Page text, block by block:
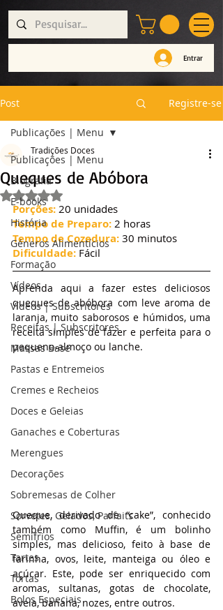
Entrar
Post Registre-se
Publicações | Menu
Biografia
E-books
História
Géneros Alimentícios
Formação
Vídeos
Vídeos | Subscritores
Receitas | Subscritores
Massas Base
Pastas e Entremeios
Cremes e Recheios
Doces e Geleias
Ganaches e Coberturas
Merengues
Decorações
Sobremesas de Colher
Sorvetes, Gelados, Parfaits
Semifrios
Tartes
Tortas
Bolos Especiais
Publicações | Menu
Queques de Abóbora
Tradições Doces
Avaliado com NaN de 5 estrelas.
Porções: 20 unidades
Tempo de Preparo: 2 horas
Tempo de Cozedura: 30 minutos
Dificuldade: Fácil
Aprenda aqui a fazer estes deliciosos
queques de abóbora com leve aroma de
laranja, muito saborosos e húmidos, uma
receita simples de fazer e perfeita para o
pequeno-almoço ou lanche.
Queque, derivado de “cake”, conhecido
também como Muffin, é um bolinho
simples, mas delicioso, feito à base de
farinha, ovos, leite, manteiga ou óleo e
açúcar. Este, pode ser enriquecido com
aromas, sultanas, gotas de chocolate,
aveia, banana, nozes, entre outros.